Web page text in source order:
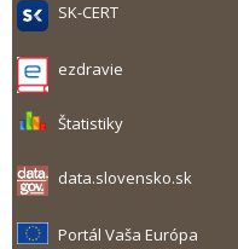
SK-CERT
ezdravie
Štatistiky
data.slovensko.sk
Portál Vaša Európa